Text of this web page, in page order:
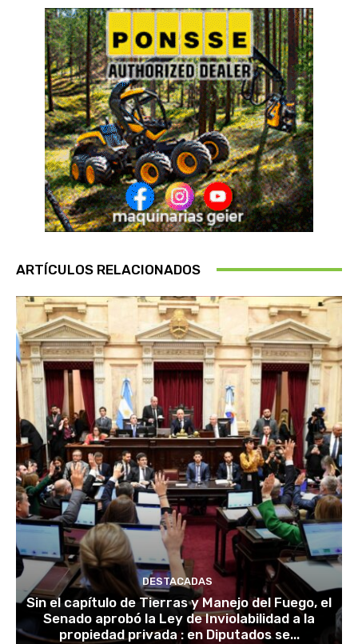
ARTÍCULOS RELACIONADOS
DESTACADAS
Sin el capítulo de Tierras y Manejo del Fuego, el
Senado aprobó la Ley de Inviolabilidad a la
propiedad privada : en Diputados se...